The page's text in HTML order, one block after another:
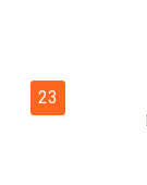
23